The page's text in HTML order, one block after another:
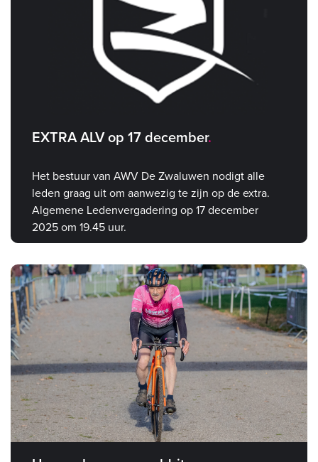
EXTRA ALV op 17 december
Het bestuur van AWV De Zwaluwen nodigt alle
leden graag uit om aanwezig te zijn op de extra.
Algemene Ledenvergadering op 17 december
2025 om 19.45 uur.